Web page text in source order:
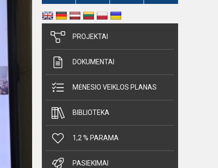
PROJEKTAI
DOKUMENTAI
MĖNESIO VEIKLOS PLANAS
BIBLIOTEKA
1,2 % PARAMA
PASIEKIMAI